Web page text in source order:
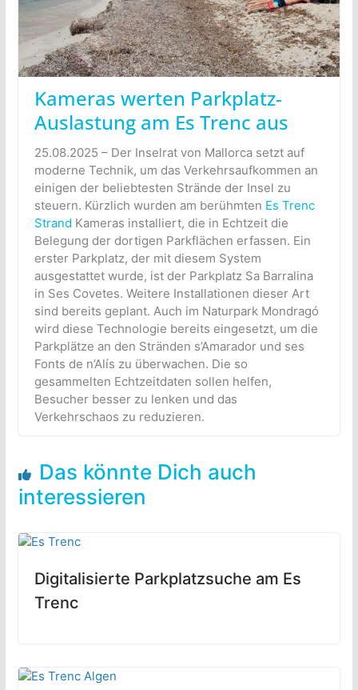
Kameras werten Parkplatz-
Auslastung am Es Trenc aus
25.08.2025 – Der Inselrat von Mallorca setzt auf
moderne Technik, um das Verkehrsaufkommen an
einigen der beliebtesten Strände der Insel zu
steuern. Kürzlich wurden am berühmten Es Trenc
Strand Kameras installiert, die in Echtzeit die
Belegung der dortigen Parkflächen erfassen. Ein
erster Parkplatz, der mit diesem System
ausgestattet wurde, ist der Parkplatz Sa Barralina
in Ses Covetes. Weitere Installationen dieser Art
sind bereits geplant. Auch im Naturpark Mondragó
wird diese Technologie bereits eingesetzt, um die
Parkplätze an den Stränden s’Amarador und ses
Fonts de n’Alís zu überwachen. Die so
gesammelten Echtzeitdaten sollen helfen,
Besucher besser zu lenken und das
Verkehrschaos zu reduzieren.
Das könnte Dich auch
interessieren
Digitalisierte Parkplatzsuche am Es
Trenc